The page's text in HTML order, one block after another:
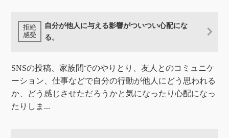
自分が他人に与える影響がついつい心配にな
る。
SNSの投稿、家族間でのやりとり、友人とのコミュニケ
ーション、仕事などで自分の行動が他人にどう思われる
か、どう感じさせただろうかと気になったり心配になっ
たりしま...